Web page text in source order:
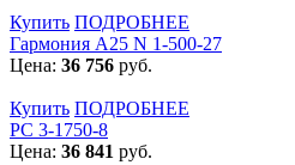
Купить ПОДРОБНЕЕ
Гармония А25 N 1-500-27
Цена: 36 756 руб.
Купить ПОДРОБНЕЕ
РС 3-1750-8
Цена: 36 841 руб.